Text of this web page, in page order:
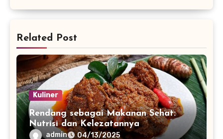
Related Post
Kuliner
Rendang sebagai Makanan Sehat:
Nutrisi dan Kelezatannya
admin 04/13/2025